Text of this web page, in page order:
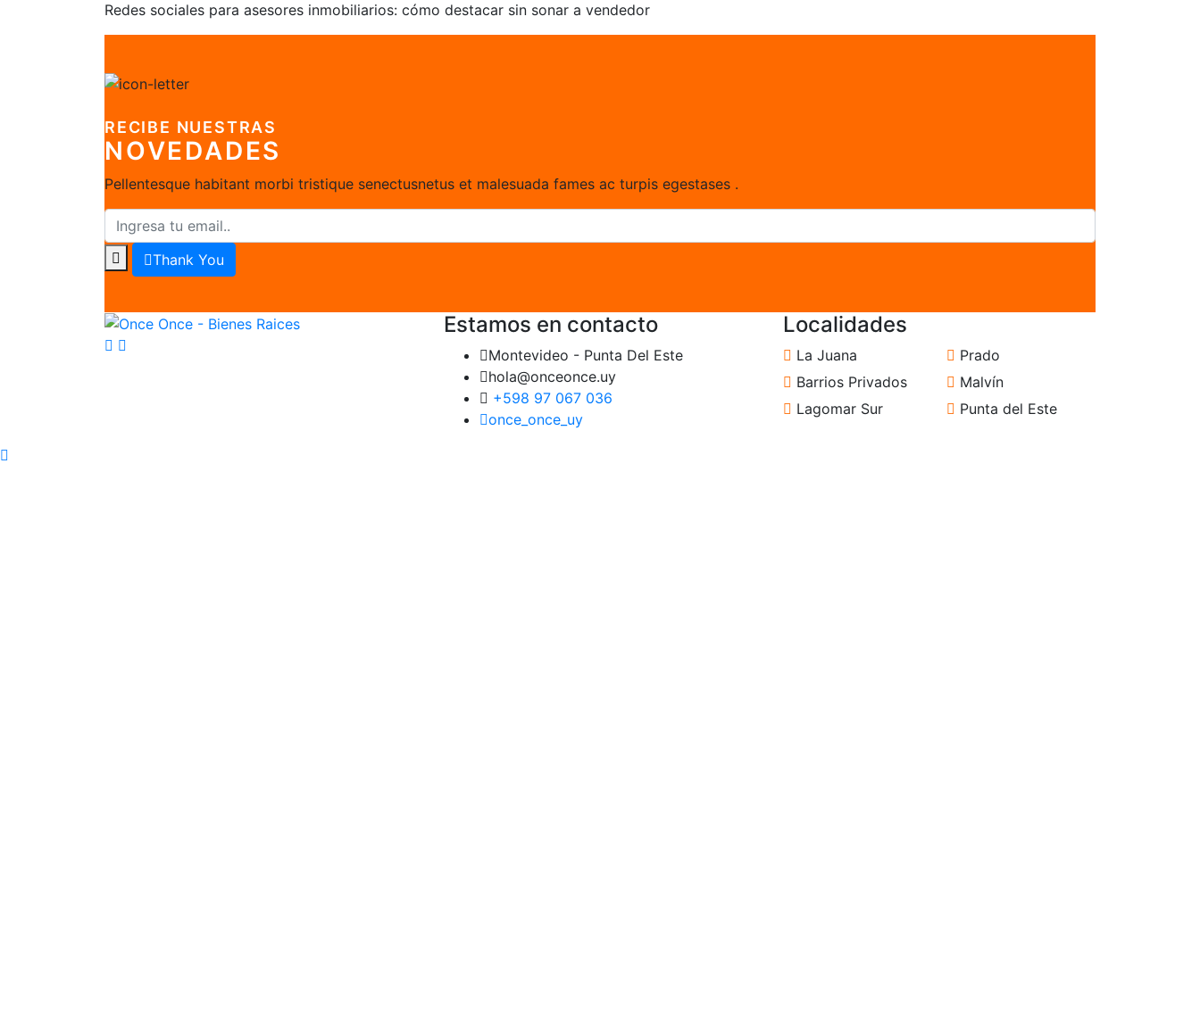
Redes sociales para asesores inmobiliarios: cómo destacar sin sonar a vendedor
RECIBE NUESTRAS
NOVEDADES
Pellentesque habitant morbi tristique senectusnetus et malesuada fames ac turpis egestases .
Thank You
Estamos en contacto
Montevideo - Punta Del Este
hola@onceonce.uy
+598 97 067 036
once_once_uy
Localidades
La Juana
Barrios Privados
Lagomar Sur
Prado
Malvín
Punta del Este